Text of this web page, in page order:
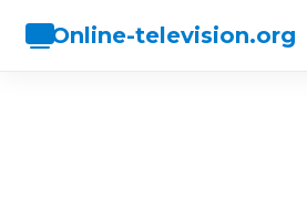
Online-television.org